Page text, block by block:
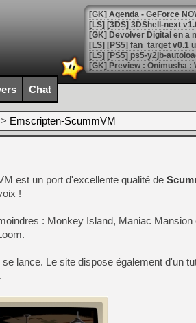
[GK] Agenda - GeForce
[GK] Devolver Digital en a
[LS] [PS5] ps5-y2jb-
[GK] Pourquoi Marvel
[GK] Test : Restory : Chill
[GK] GTA 6 : Rockstar
[GK] Hot Wheels Infinite
[GK] Mémoire cash -
[GK] Résultats Nintendo :
[GK] Déjà des
[Mo5] Brickboy cherche à
[GK] Minecraft et ses «
[GK] Beast of
[GK] Ubisoft : fin de partie
[GK] Mémoire cash -
[GK] Dan Houser (GTA)
[GK] Comment EA Sports
[GK] Crimson Moon : un
[GK] Isle of Reveries : le
[GK] Moonlighter 2 : The
[GK] Capcom relance
Chat
> Emscripten-ScummVM
est un port d'excellente qualité de
!
: Monkey Island, Maniac Mansion
lance. Le site dispose également d'un